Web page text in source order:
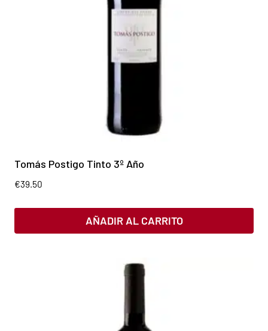
Tomás Postigo Tinto 3º Año
€39.50
AÑADIR AL CARRITO